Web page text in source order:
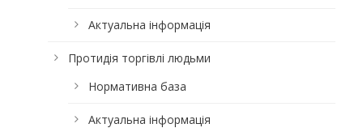
Актуальна інформація
Протидія торгівлі людьми
Нормативна база
Актуальна інформація